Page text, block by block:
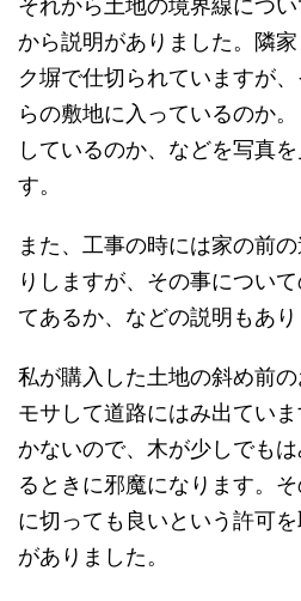
から説明がありました。隣
ク塀で仕切られていますが
らの敷地に入っているのか
しているのか、などを写真
す。
また、工事の時には家の前
りしますが、その事につい
てあるか、などの説明もあり
私が購入した土地の斜め前
モサして道路にはみ出てい
かないので、木が少しでも
るときに邪魔になります。
に切っても良いという許可
がありました。